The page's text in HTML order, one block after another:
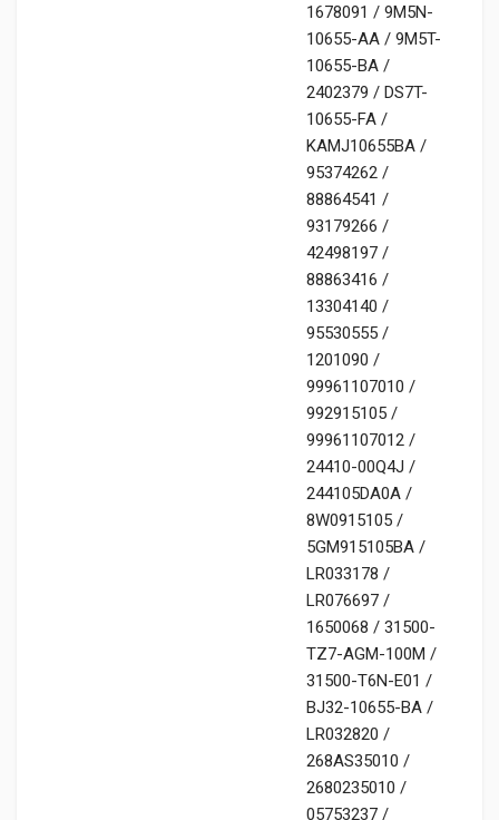
1678091 / 9M5N-
10655-AA / 9M5T-
10655-BA /
2402379 / DS7T-
10655-FA /
KAMJ10655BA /
95374262 /
88864541 /
93179266 /
42498197 /
88863416 /
13304140 /
95530555 /
1201090 /
99961107010 /
992915105 /
99961107012 /
24410-00Q4J /
244105DA0A /
8W0915105 /
5GM915105BA /
LR033178 /
LR076697 /
1650068 / 31500-
TZ7-AGM-100M /
31500-T6N-E01 /
BJ32-10655-BA /
LR032820 /
268AS35010 /
2680235010 /
05753237 /